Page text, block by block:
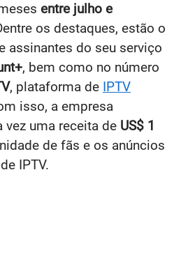
entre julho e
os destaques, estão o
assinantes do seu serviço
, bem como no número
, plataforma de IPTV
isso, a empresa
uma receita de US$ 1
de fãs e os anúncios
IPTV.